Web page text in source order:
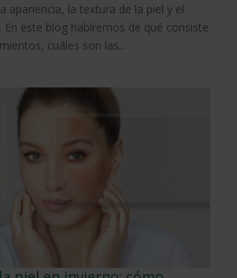
apariencia, la textura de la piel y el
En este blog hablremos de qué consiste
cuáles son las...